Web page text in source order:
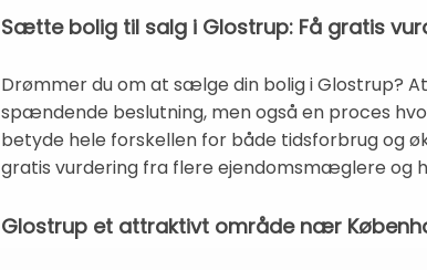
Sætte bolig til salg i Glostrup: Få gratis
Drømmer du om at sælge din bolig i Glostrup?
spændende beslutning, men også en proces
betyde hele forskellen for både tidsforbrug og
gratis vurdering fra flere ejendomsmæglere og
Glostrup et attraktivt område nær